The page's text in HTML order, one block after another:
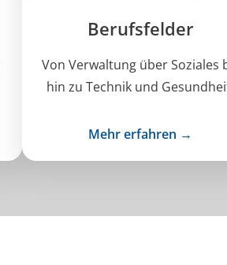
Berufsfelder
Von Verwaltung über Soziales
hin zu Technik und
Mehr erfahren →